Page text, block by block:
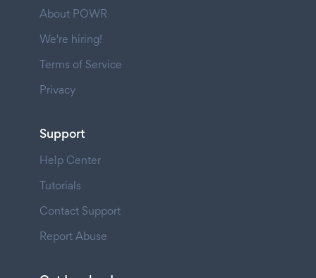
About POWR
We're hiring!
Terms of Service
Privacy
Support
Help Center
Tutorials
Contact Support
Report Abuse